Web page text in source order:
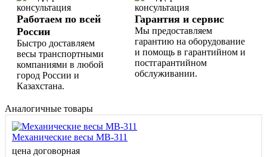
Работаем по всей
России
Быстро доставляем
весы транспортными
компаниями в любой
город России и
Казахстана.
Гарантия и сервис
Мы предоставляем
гарантию на оборудование
и помощь в гарантийном и
постгарантийном
обслуживании.
Аналогичные товары
Механические весы МВ-311
цена договорная